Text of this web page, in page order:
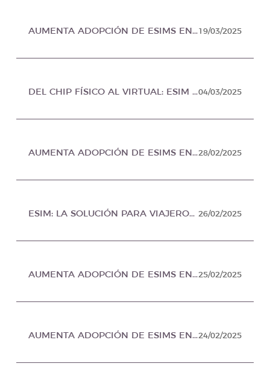
AUMENTA ADOPCIÓN DE ESIMS ENTRE TURISTAS “TECH-SAVVY”, PROFESIONISTAS Y NÓMADAS DIGITALES, EN NOTI MX MÉXICO19/03/2025
DEL CHIP FÍSICO AL VIRTUAL: ESIM TRANSFORMA LAS TELECOMUNICACIONES DE LOS VIAJEROS, EN PUBLIMETRO MÉXICO04/03/2025
AUMENTA ADOPCIÓN DE ESIMS ENTRE TURISTAS, PROFESIONISTAS Y NÓMADAS DIGITALES, EN CALAMEO MEXICO28/02/2025
ESIM: LA SOLUCIÓN PARA VIAJEROS FRECUENTES, EN TRENDY URBANO MÉXICO 26/02/2025
AUMENTA ADOPCIÓN DE ESIMS ENTRE TURISTAS “TECH-SAVVY”, PROFESIONISTAS Y NÓMADAS DIGITALES, EN TRAFFICAN AMERICAN MÉXICO25/02/2025
AUMENTA ADOPCIÓN DE ESIMS ENTRE TURISTAS, PROFESIONISTAS Y NÓMADAS DIGITALES, EN SOCIEDAD NOTICIAS MÉXICO24/02/2025